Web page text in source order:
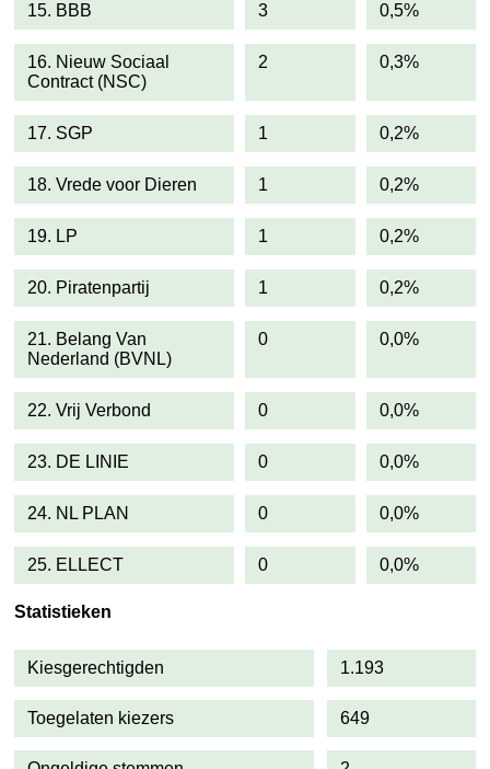
15. BBB 3 0,5%
16. Nieuw Sociaal
Contract (NSC)
2 0,3%
17. SGP 1 0,2%
18. Vrede voor Dieren 1 0,2%
19. LP 1 0,2%
20. Piratenpartij 1 0,2%
21. Belang Van
Nederland (BVNL)
0 0,0%
22. Vrij Verbond 0 0,0%
23. DE LINIE 0 0,0%
24. NL PLAN 0 0,0%
25. ELLECT 0 0,0%
Statistieken
Kiesgerechtigden 1.193
Toegelaten kiezers 649